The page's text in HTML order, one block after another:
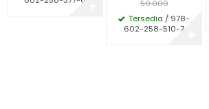
50.000
Tersedia / 978-
602-258-510-7